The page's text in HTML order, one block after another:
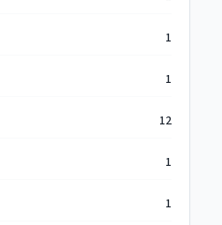
1
1
12
1
1